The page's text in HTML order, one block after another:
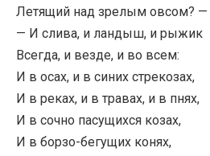
Летящий над зрелым овсом? —
— И слива, и ландыш, и рыжик
Всегда, и везде, и во всем:
И в осах, и в синих стрекозах,
И в реках, и в травах, и в пнях,
И в сочно пасущихся козах,
И в борзо-бегущих конях,